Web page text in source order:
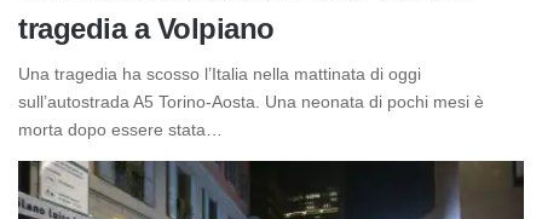
tragedia a Volpiano
Una tragedia ha scosso l’Italia nella mattinata di oggi
sull’autostrada A5 Torino-Aosta. Una neonata di pochi mesi è
morta dopo essere stata…